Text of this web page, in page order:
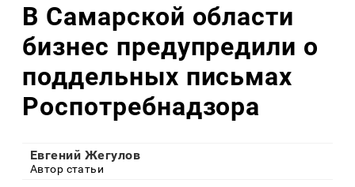
В Самарской области
бизнес предупредили о
поддельных письмах
Роспотребнадзора
Евгений Жегулов
Автор статьи